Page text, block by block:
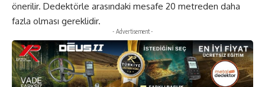
önerilir. Dedektörle arasındaki mesafe 20 metreden daha
fazla olması gereklidir.
- Advertisement -